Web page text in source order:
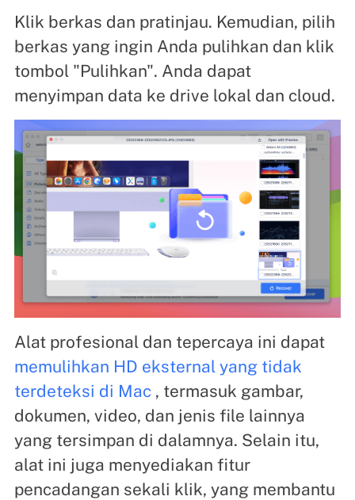
Klik berkas dan pratinjau. Kemudian, pilih
berkas yang ingin Anda pulihkan dan klik
tombol "Pulihkan". Anda dapat
menyimpan data ke drive lokal dan cloud.
Alat profesional dan tepercaya ini dapat
memulihkan HD eksternal yang tidak
terdeteksi di Mac, termasuk gambar,
dokumen, video, dan jenis file lainnya
yang tersimpan di dalamnya. Selain itu,
alat ini juga menyediakan fitur
pencadangan sekali klik, yang membantu